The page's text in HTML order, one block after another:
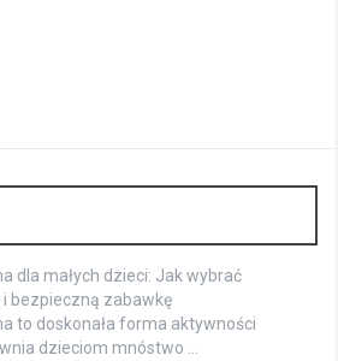
dla małych dzieci: Jak wybrać
i bezpieczną zabawkę
to doskonała forma aktywności
dzieciom mnóstwo …